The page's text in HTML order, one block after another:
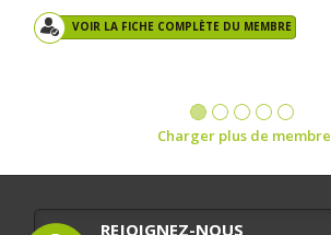
VOIR LA FICHE COMPLÈTE DU MEMBRE
Charger plus de membre
REJOIGNEZ-NOUS